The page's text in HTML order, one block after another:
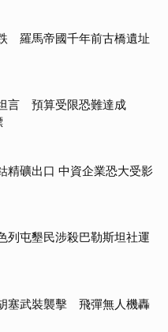
羅馬帝國千年前古橋遺址
言 預算受限恐難達成
精礦出口 中資企業恐大受影
列屯墾民涉殺巴勒斯坦社運
塞武裝襲擊 飛彈無人機轟